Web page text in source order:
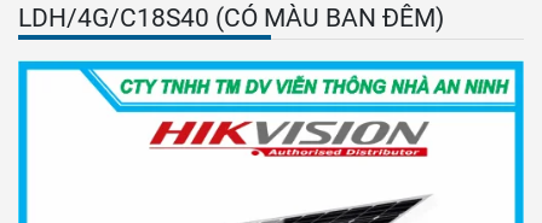
LDH/4G/C18S40 (CÓ MÀU BAN ĐÊM)